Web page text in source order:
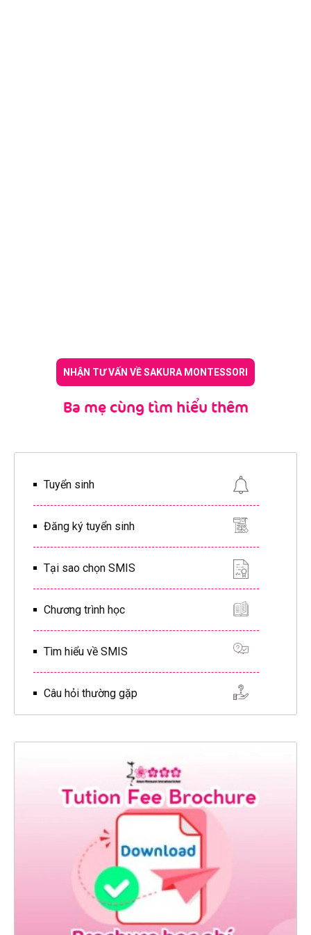
NHẬN TƯ VẤN VỀ SAKURA MONTESSORI
Ba mẹ cùng tìm hiểu thêm
Tuyển sinh
Đăng ký tuyển sinh
Tại sao chọn SMIS
Chương trình học
Tìm hiểu về SMIS
Câu hỏi thường gặp